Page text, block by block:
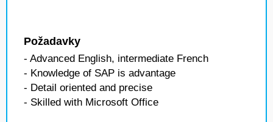
Požadavky
- Advanced English, intermediate French
- Knowledge of SAP is advantage
- Detail oriented and precise
- Skilled with Microsoft Office